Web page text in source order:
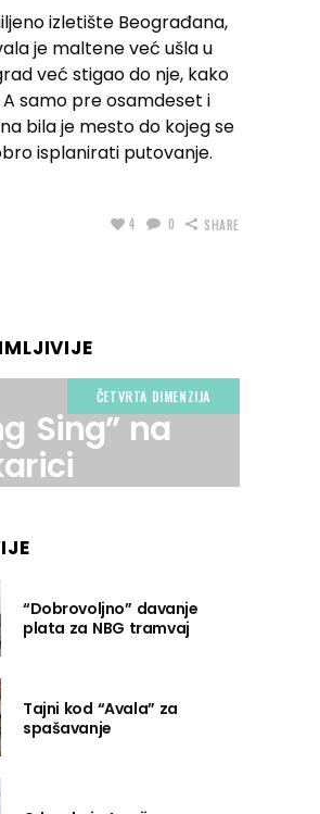
izletište Beograđana,
je maltene već ušla u
već stigao do nje, kako
samo pre osamdeset i
bila je mesto do kojeg se
isplanirati putovanje.
4 0 SHARE
ČETVRTA DIMENZIJA
Sing” na
“Dobrovoljno” davanje
plata za NBG tramvaj
Tajni kod “Avala” za
spašavanje